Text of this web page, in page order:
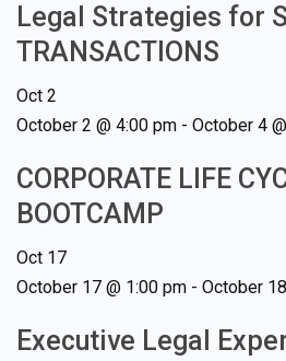
Legal Strategies for
TRANSACTIONS
Oct 2
October 2 @ 4:00 pm - October 4
CORPORATE LIFE
BOOTCAMP
Oct 17
October 17 @ 1:00 pm - October
Executive Legal